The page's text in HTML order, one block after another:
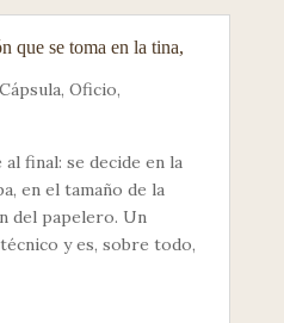
que se toma en la tina,
Cápsula, Oficio,
final: se decide en la
en el tamaño de la
del papelero. Un
y es, sobre todo,